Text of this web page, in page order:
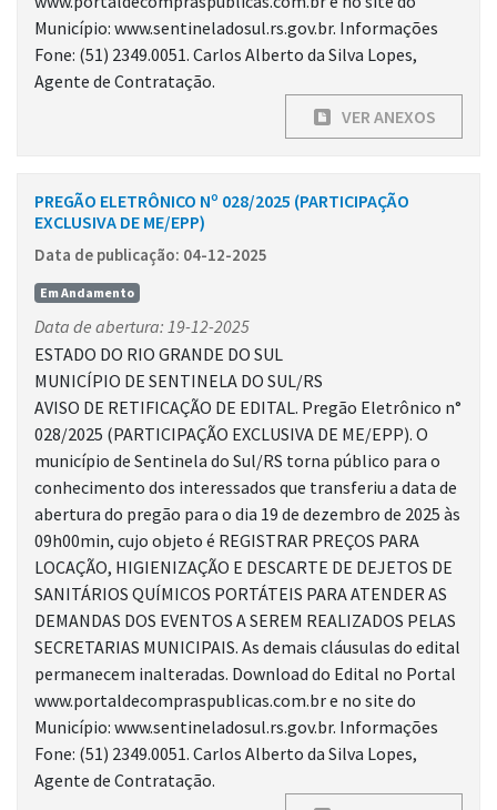
Município: www.sentineladosul.rs.gov.br. Informações
Fone: (51) 2349.0051. Carlos Alberto da Silva Lopes,
Agente de Contratação.
VER ANEXOS
PREGÃO ELETRÔNICO Nº 028/2025 (PARTICIPAÇÃO
EXCLUSIVA DE ME/EPP)
Data de publicação: 04-12-2025
Em Andamento
Data de abertura: 19-12-2025
ESTADO DO RIO GRANDE DO SUL
MUNICÍPIO DE SENTINELA DO SUL/RS
AVISO DE RETIFICAÇÃO DE EDITAL. Pregão Eletrônico n°
028/2025 (PARTICIPAÇÃO EXCLUSIVA DE ME/EPP). O
município de Sentinela do Sul/RS torna público para o
conhecimento dos interessados que transferiu a data de
abertura do pregão para o dia 19 de dezembro de 2025 às
09h00min, cujo objeto é REGISTRAR PREÇOS PARA
LOCAÇÃO, HIGIENIZAÇÃO E DESCARTE DE DEJETOS DE
SANITÁRIOS QUÍMICOS PORTÁTEIS PARA ATENDER AS
DEMANDAS DOS EVENTOS A SEREM REALIZADOS PELAS
SECRETARIAS MUNICIPAIS. As demais cláusulas do edital
permanecem inalteradas. Download do Edital no Portal
www.portaldecompraspublicas.com.br e no site do
Município: www.sentineladosul.rs.gov.br. Informações
Fone: (51) 2349.0051. Carlos Alberto da Silva Lopes,
Agente de Contratação.